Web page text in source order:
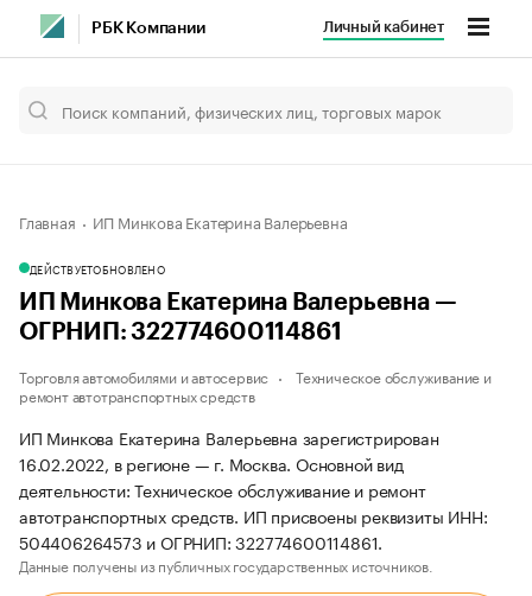
РБК Компании Личный кабинет
Главная ИП Минкова Екатерина Валерьевна
ДЕЙСТВУЕТОБНОВЛЕНО
ИП Минкова Екатерина Валерьевна —
ОГРНИП: 322774600114861
Торговля автомобилями и автосервис
Техническое обслуживание и
ремонт автотранспортных средств
ИП Минкова Екатерина Валерьевна зарегистрирован
16.02.2022, в регионе — г. Москва. Основной вид
деятельности: Техническое обслуживание и ремонт
автотранспортных средств. ИП присвоены реквизиты ИНН:
504406264573 и ОГРНИП: 322774600114861.
Данные получены из публичных государственных источников.